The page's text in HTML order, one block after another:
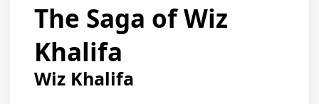
The Saga of Wiz
Khalifa
Wiz Khalifa